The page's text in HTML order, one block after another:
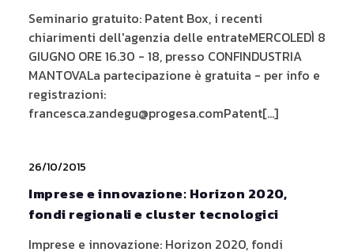
Seminario gratuito: Patent Box, i recenti
chiarimenti dell'agenzia delle entrateMERCOLEDÌ 8
GIUGNO ORE 16.30 - 18, presso CONFINDUSTRIA
MANTOVALa partecipazione è gratuita - per info e
registrazioni:
francesca.zandegu@progesa.comPatent[...]
26/10/2015
Imprese e innovazione: Horizon 2020,
fondi regionali e cluster tecnologici
Imprese e innovazione: Horizon 2020, fondi